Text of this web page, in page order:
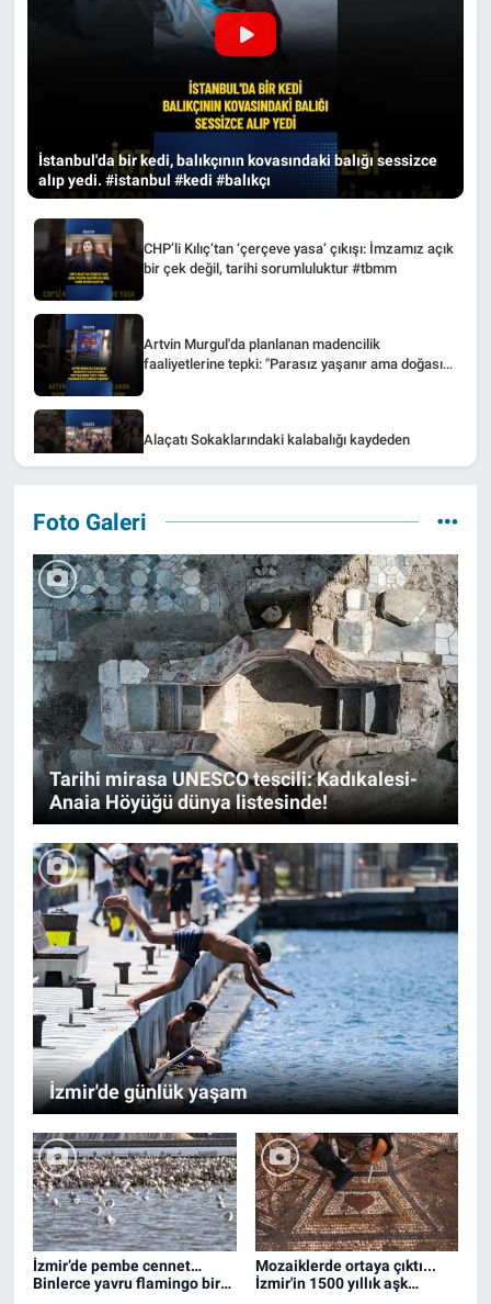
İstanbul'da bir kedi, balıkçının kovasındaki balığı sessizce
alıp yedi. #istanbul #kedi #balıkçı
CHP’li Kılıç’tan ‘çerçeve yasa’ çıkışı: İmzamız açık
bir çek değil, tarihi sorumluluktur #tbmm
Artvin Murgul'da planlanan madencilik
faaliyetlerine tepki: "Parasız yaşanır ama doğasız
Alaçatı Sokaklarındaki kalabalığı kaydeden
Doruk Madencilik'te çalışan Bir işçi: Dokuz aydır
ben kiramı ödememişim, illa int*har mı edeyim?
Foto Galeri
Tarihi mirasa UNESCO tescili: Kadıkalesi-
Anaia Höyüğü dünya listesinde!
İzmir'de günlük yaşam
İzmir’de pembe cennet…
Binlerce yavru flamingo bir
Mozaiklerde ortaya çıktı...
İzmir'in 1500 yıllık aşk